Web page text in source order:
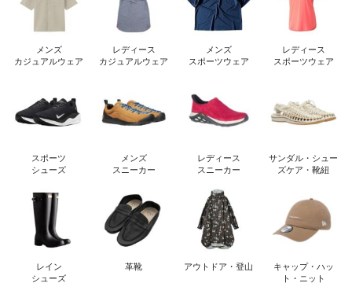
メンズ
カジュアルウェア
レディース
カジュアルウェア
メンズ
スポーツウェア
レディース
スポーツウェア
スポーツ
シューズ
メンズ
スニーカー
レディース
スニーカー
サンダル・シュー
ズケア・靴紐
レイン
シューズ
革靴 アウトドア・登山
キャップ・ハッ
ト・ニット